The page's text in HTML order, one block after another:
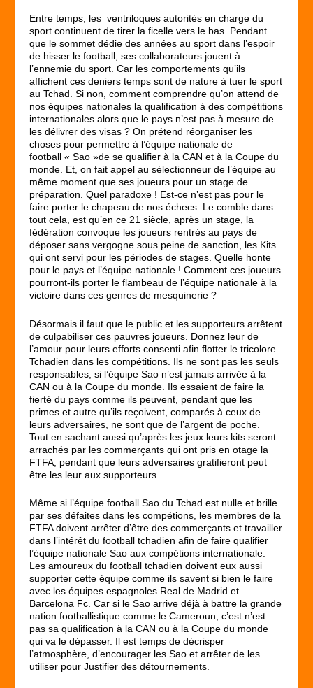
Entre temps, les ventriloques autorités en charge du
sport continuent de tirer la ficelle vers le bas. Pendant
que le sommet dédie des années au sport dans l’espoir
de hisser le football, ses collaborateurs jouent à
l’ennemie du sport. Car les comportements qu’ils
affichent ces deniers temps sont de nature à tuer le sport
au Tchad. Si non, comment comprendre qu’on attend de
nos équipes nationales la qualification à des compétitions
internationales alors que le pays n’est pas à mesure de
les délivrer des visas ? On prétend réorganiser les
choses pour permettre à l’équipe nationale de
football « Sao »de se qualifier à la CAN et à la Coupe du
monde. Et, on fait appel au sélectionneur de l’équipe au
même moment que ses joueurs pour un stage de
préparation. Quel paradoxe ! Est-ce n’est pas pour le
faire porter le chapeau de nos échecs. Le comble dans
tout cela, est qu’en ce 21 siècle, après un stage, la
fédération convoque les joueurs rentrés au pays de
déposer sans vergogne sous peine de sanction, les Kits
qui ont servi pour les périodes de stages. Quelle honte
pour le pays et l’équipe nationale ! Comment ces joueurs
pourront-ils porter le flambeau de l’équipe nationale à la
victoire dans ces genres de mesquinerie ?
Désormais il faut que le public et les supporteurs arrêtent
de culpabiliser ces pauvres joueurs. Donnez leur de
l’amour pour leurs efforts consenti afin flotter le tricolore
Tchadien dans les compétitions. Ils ne sont pas les seuls
responsables, si l’équipe Sao n’est jamais arrivée à la
CAN ou à la Coupe du monde. Ils essaient de faire la
fierté du pays comme ils peuvent, pendant que les
primes et autre qu’ils reçoivent, comparés à ceux de
leurs adversaires, ne sont que de l’argent de poche.
Tout en sachant aussi qu’après les jeux leurs kits seront
arrachés par les commerçants qui ont pris en otage la
FTFA, pendant que leurs adversaires gratifieront peut
être les leur aux supporteurs.
Même si l’équipe football Sao du Tchad est nulle et brille
par ses défaites dans les compétions, les membres de la
FTFA doivent arrêter d’être des commerçants et travailler
dans l’intérêt du football tchadien afin de faire qualifier
l’équipe nationale Sao aux compétions internationale.
Les amoureux du football tchadien doivent eux aussi
supporter cette équipe comme ils savent si bien le faire
avec les équipes espagnoles Real de Madrid et
Barcelona Fc. Car si le Sao arrive déjà à battre la grande
nation footballistique comme le Cameroun, c’est n’est
pas sa qualification à la CAN ou à la Coupe du monde
qui va le dépasser. Il est temps de décrisper
l’atmosphère, d’encourager les Sao et arrêter de les
utiliser pour Justifier des détournements.